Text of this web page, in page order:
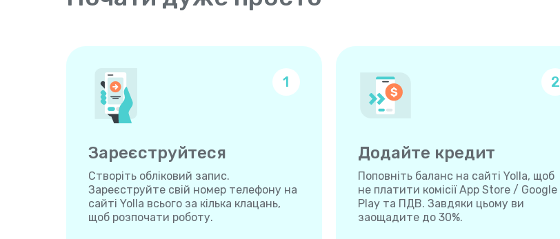
1
Зареєструйтеся
Створіть обліковий запис.
Зареєструйте свій номер телефону на
сайті Yolla всього за кілька клацань,
щоб розпочати роботу.
2
Додайте кредит
Поповніть баланс на сайті Yolla, щоб
не платити комісії App Store / Google
Play та ПДВ. Завдяки цьому ви
заощадите до 30%.